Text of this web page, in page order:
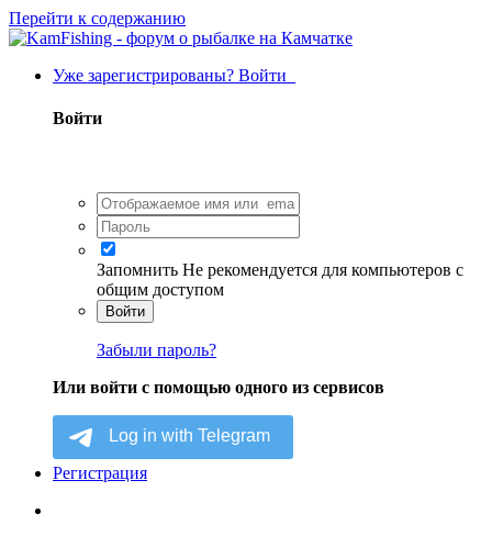
Перейти к содержанию
Уже зарегистрированы? Войти
Войти
Запомнить Не рекомендуется для компьютеров с
общим доступом
Войти
Забыли пароль?
Или войти с помощью одного из сервисов
Регистрация